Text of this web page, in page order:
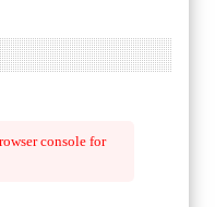
console for